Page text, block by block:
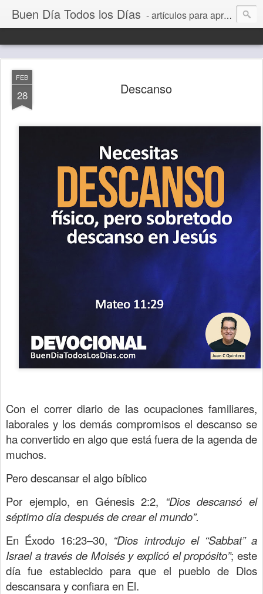
Buen Día Todos los Días - artículos para aprender a vivir mejor, un día a la vez. Por Juan C Quintero
FEB
28 Descanso
Con el correr diario de las ocupaciones familiares,
laborales y los demás compromisos el descanso se
ha convertido en algo que está fuera de la agenda de
muchos.
Pero descansar el algo bíblico
Por ejemplo, en Génesis 2:2, “Dios descansó el
séptimo día después de crear el mundo”.
En Éxodo 16:23–30, “Dios introdujo el “Sabbat” a
Israel a través de Moisés y explicó el propósito”; este
día fue establecido para que el pueblo de Dios
descansara y confiara en El.